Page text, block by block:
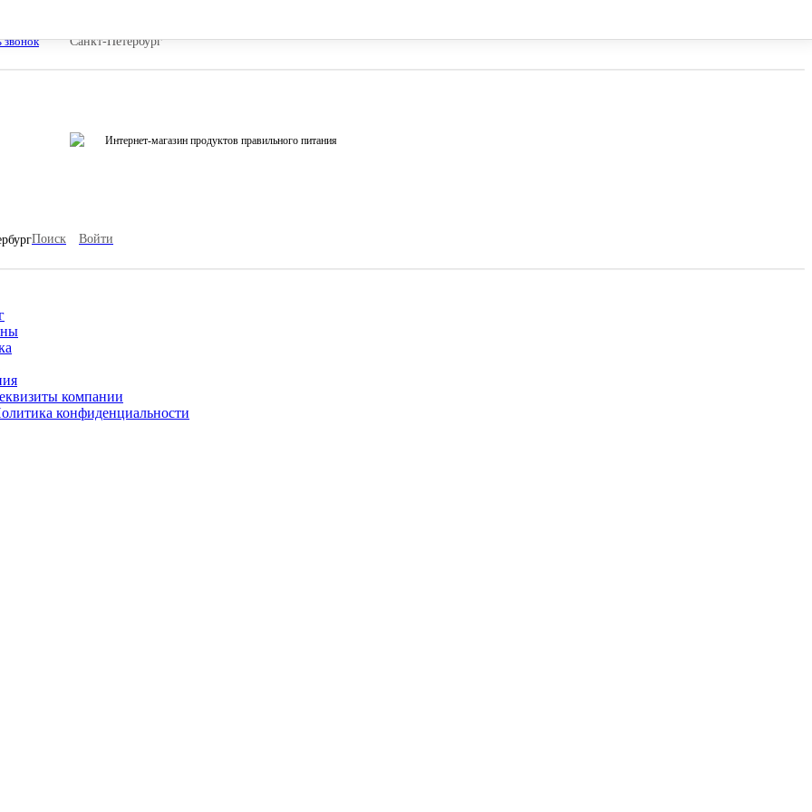
звонок Санкт-Петербург
Интернет-магазин продуктов правильного питания
Поиск Войти
компании
конфиденциальности